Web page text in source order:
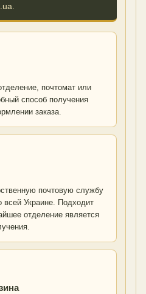
почтомат или
способ получения
заказа.
почтовую службу
всей Украине. Подходит
отделение является